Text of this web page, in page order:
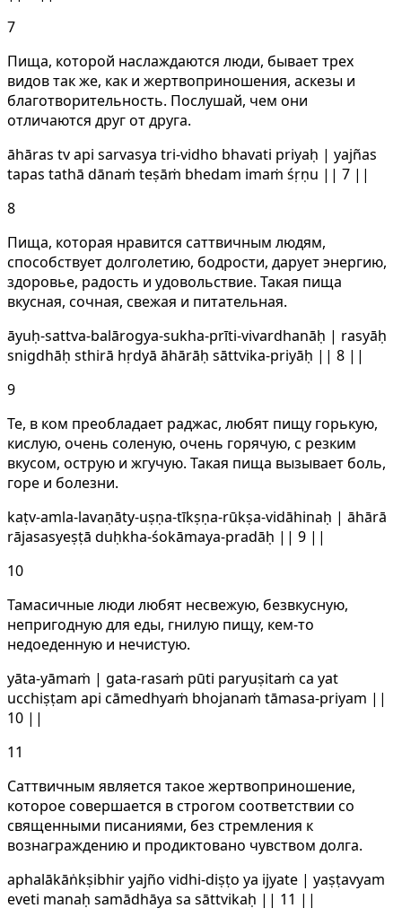
7
Пища, которой наслаждаются люди, бывает трех
видов так же, как и жертвоприношения, аскезы и
благотворительность. Послушай, чем они
отличаются друг от друга.
āhāras tv api sarvasya tri-vidho bhavati priyaḥ | yajñas
tapas tathā dānaṁ teṣāṁ bhedam imaṁ śṛṇu || 7 ||
8
Пища, которая нравится саттвичным людям,
способствует долголетию, бодрости, дарует энергию,
здоровье, радость и удовольствие. Такая пища
вкусная, сочная, свежая и питательная.
āyuḥ-sattva-balārogya-sukha-prīti-vivardhanāḥ | rasyāḥ
snigdhāḥ sthirā hṛdyā āhārāḥ sāttvika-priyāḥ || 8 ||
9
Те, в ком преобладает раджас, любят пищу горькую,
кислую, очень соленую, очень горячую, с резким
вкусом, острую и жгучую. Такая пища вызывает боль,
горе и болезни.
kaṭv-amla-lavaṇāty-uṣṇa-tīkṣṇa-rūkṣa-vidāhinaḥ | āhārā
rājasasyeṣṭā duḥkha-śokāmaya-pradāḥ || 9 ||
10
Тамасичные люди любят несвежую, безвкусную,
непригодную для еды, гнилую пищу, кем-то
недоеденную и нечистую.
yāta-yāmaṁ | gata-rasaṁ pūti paryuṣitaṁ ca yat
ucchiṣṭam api cāmedhyaṁ bhojanaṁ tāmasa-priyam ||
10 ||
11
Саттвичным является такое жертвоприношение,
которое совершается в строгом соответствии со
священными писаниями, без стремления к
вознаграждению и продиктовано чувством долга.
aphalākāṅkṣibhir yajño vidhi-diṣṭo ya ijyate | yaṣṭavyam
eveti manaḥ samādhāya sa sāttvikaḥ || 11 ||